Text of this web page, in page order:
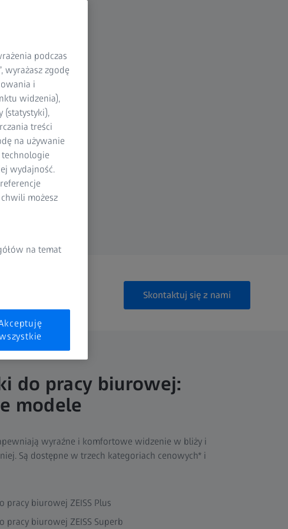
Skontaktuj się z nami
do pracy biurowej:
modele
wyraźne i komfortowe widzenie w bliży i
Są dostępne w trzech kategoriach cenowych* i
pracy biurowej ZEISS Plus
pracy biurowej ZEISS Superb
podczas
wyrażasz zgodę
i
widzenia),
(statystyki),
treści
na używanie
wydajność.
możesz
na temat